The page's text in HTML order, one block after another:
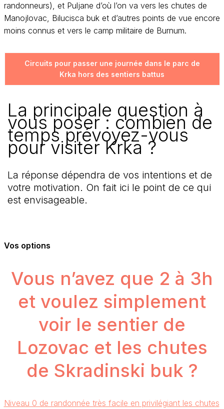
randonneurs), et Puljane d’où l’on va vers les chutes de
Manojlovac, Bilucisca buk et d’autres points de vue encore
moins connus et vers le camp militaire de Burnum.
Circuits pour passer une journée dans le parc de
Krka hors des sentiers battus
La principale question à
vous poser : combien de
temps prévoyez-vous
pour visiter Krka ?
La réponse dépendra de vos intentions et de
votre motivation. On fait ici le point de ce qui
est envisageable.
Vos options
Vous n’avez que 2 à 3h
et voulez simplement
voir le sentier de
Lozovac et les chutes
de Skradinski buk ?
Niveau 0 de randonnée très facile en privilégiant les chutes